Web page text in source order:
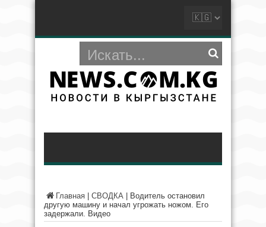
Главная СВОДКА
Водитель остановил
другую машину и начал угрожать ножом. Его
задержали. Видео